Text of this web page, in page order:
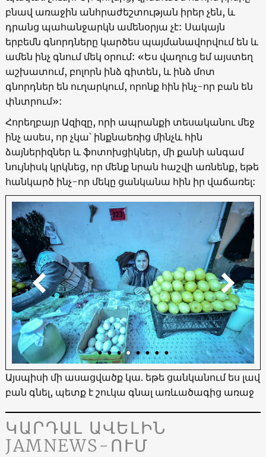
բնավ առաջին անհրաժեշտության իրեր չեն, և
դրանց պահանջարկն ամենօրյա չէ: Սակայն
երբեմն գնորդները կարծես պայմանավորվում են և
ամեն ինչ գնում մեկ օրում: «Ես վաղուց եմ այստեղ
աշխատում, բոլորն ինձ գիտեն, և ինձ մոտ
գնորդներ են ուղարկում, որոնք հին ինչ-որ բան են
փնտրում»:
Հորեղբայր Ազիզը, որի ապրանքի տեսականու մեջ
ինչ ասես, որ չկա՝ ինքնաեռից մինչև հին
ձայներիզներ և ֆոտոխցիկներ, մի քանի անգամ
նույնիսկ կրկնեց, որ մենք նրան հաշվի առնենք, եթե
հանկարծ ինչ-որ մեկը ցանկանա հին իր վաճառել:
Այսպիսի մի ասացվածք կա. եթե ցանկանում ես լավ
բան գնել, պետք է շուկա գնալ առևածագից առաջ
ԿԱՐԴԱԼ ԱՎԵԼԻՆ
JAMNEWS-ՈՒՄ